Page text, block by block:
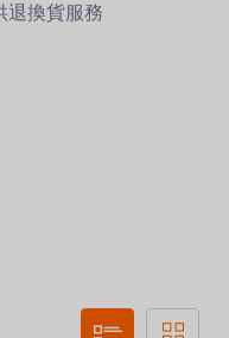
退換貨服務